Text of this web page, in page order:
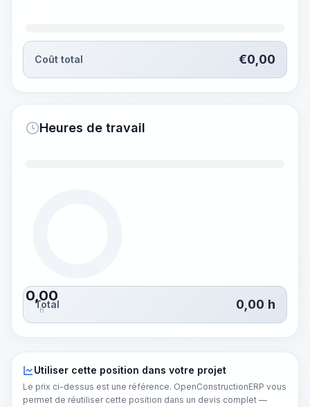
Coût total €0,00
Heures de travail
0,00
h
Total 0,00 h
Utiliser cette position dans votre projet
Le prix ci-dessus est une référence. OpenConstructionERP vous
permet de réutiliser cette position dans un devis complet —